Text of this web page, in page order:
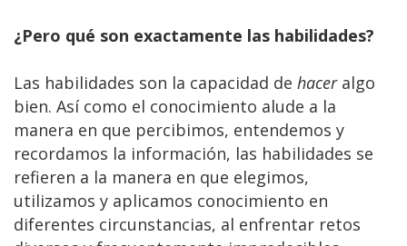
¿Pero qué son exactamente las habilidades?
Las habilidades son la capacidad de haceralgo
bien. Así como el conocimiento alude a la
manera en que percibimos, entendemos y
recordamos la información, las habilidades se
refieren a la manera en que elegimos,
utilizamos y aplicamos conocimiento en
diferentes circunstancias, al enfrentar retos